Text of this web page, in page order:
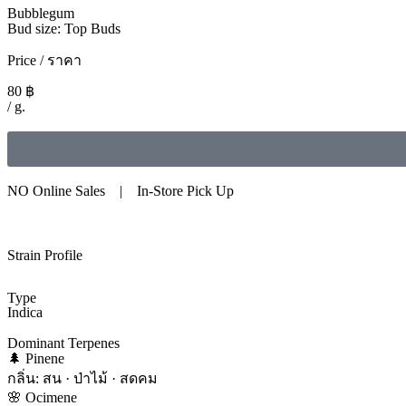
Bubblegum
Bud size: Top Buds
Price / ราคา
80 ฿
/ g.
NO Online Sales | In-Store Pick Up
Strain Profile
Type
Indica
Dominant Terpenes
🌲 Pinene
กลิ่น: สน · ป่าไม้ · สดคม
🌸 Ocimene